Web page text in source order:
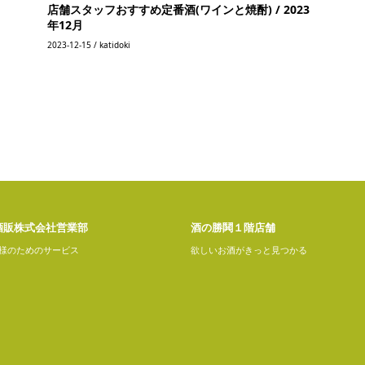
店舗スタッフおすすめ定番酒(ワインと焼酎) / 2023
年12月
2023-12-15 / katidoki
販株式会社営業部
のためのサービス
酒の勝鬨１階店舗
欲しいお酒がきっと見つかる